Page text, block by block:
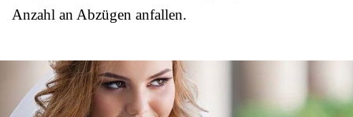
Anzahl an Abzügen anfallen.